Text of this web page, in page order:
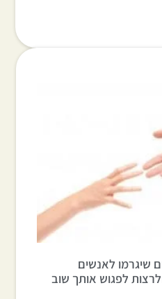
שיגרמו לאנשים
לפגוש אותך שוב